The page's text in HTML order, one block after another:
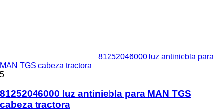
81252046000 luz antiniebla para
MAN TGS cabeza tractora
5
81252046000 luz antiniebla para MAN TGS
cabeza tractora